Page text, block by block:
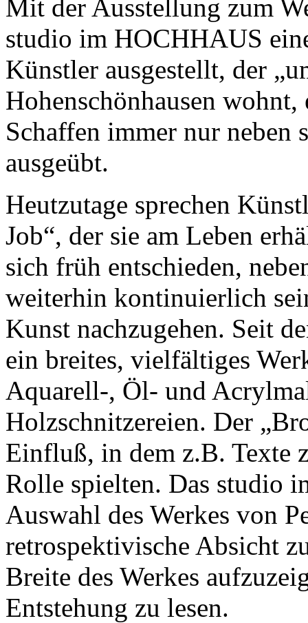
Mit der Ausstellung zum
studio im HOCHHAUS
Künstler ausgestellt, der
Hohenschönhausen
Schaffen immer nur neben
ausgeübt.
Heutzutage sprechen
Job“, der sie am Leben
sich früh entschieden,
weiterhin kontinuierlich
Kunst nachzugehen. Seit
ein breites, vielfältiges
Aquarell-, Öl- und
Holzschnitzereien. Der
Einfluß, in dem z.B. Texte
Rolle spielten. Das studio
Auswahl des Werkes von
retrospektivische Absicht
Breite des Werkes
Entstehung zu lesen.